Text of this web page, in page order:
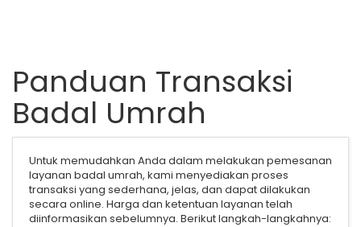
Panduan Transaksi
Badal Umrah
Untuk memudahkan Anda dalam melakukan pemesanan
layanan badal umrah, kami menyediakan proses
transaksi yang sederhana, jelas, dan dapat dilakukan
secara online. Harga dan ketentuan layanan telah
diinformasikan sebelumnya. Berikut langkah-langkahnya: